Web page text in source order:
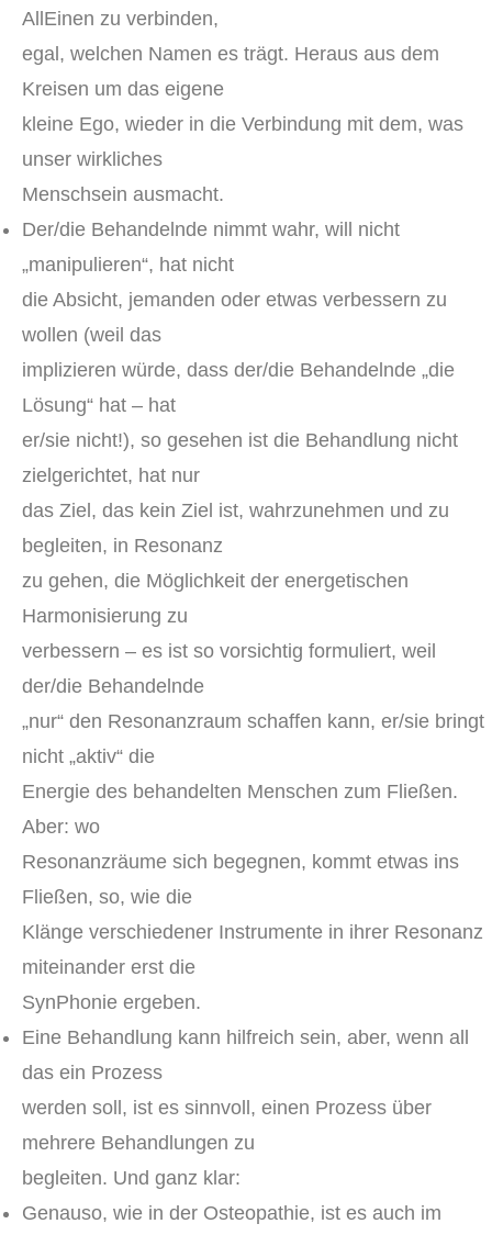
AllEinen zu verbinden,
egal, welchen Namen es trägt. Heraus aus dem
Kreisen um das eigene
kleine Ego, wieder in die Verbindung mit dem, was
unser wirkliches
Menschsein ausmacht.
Der/die Behandelnde nimmt wahr, will nicht
„manipulieren“, hat nicht
die Absicht, jemanden oder etwas verbessern zu
wollen (weil das
implizieren würde, dass der/die Behandelnde „die
Lösung“ hat – hat
er/sie nicht!), so gesehen ist die Behandlung nicht
zielgerichtet, hat nur
das Ziel, das kein Ziel ist, wahrzunehmen und zu
begleiten, in Resonanz
zu gehen, die Möglichkeit der energetischen
Harmonisierung zu
verbessern – es ist so vorsichtig formuliert, weil
der/die Behandelnde
„nur“ den Resonanzraum schaffen kann, er/sie bringt
nicht „aktiv“ die
Energie des behandelten Menschen zum Fließen.
Aber: wo
Resonanzräume sich begegnen, kommt etwas ins
Fließen, so, wie die
Klänge verschiedener Instrumente in ihrer Resonanz
miteinander erst die
SynPhonie ergeben.
Eine Behandlung kann hilfreich sein, aber, wenn all
das ein Prozess
werden soll, ist es sinnvoll, einen Prozess über
mehrere Behandlungen zu
begleiten. Und ganz klar:
Genauso, wie in der Osteopathie, ist es auch im